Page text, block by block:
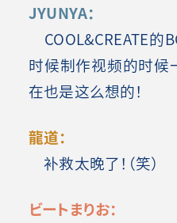
JYUNYA：
COOL&CREATE的
时候制作视频的时候
在也是这么想的！
龍道：
补救太晚了！（笑）
ビートまりお：